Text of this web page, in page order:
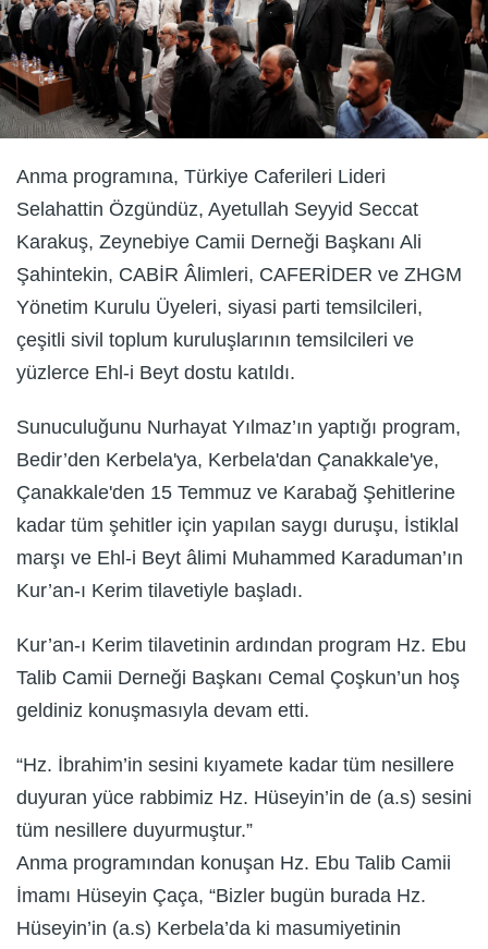
Anma programına, Türkiye Caferileri Lideri
Selahattin Özgündüz, Ayetullah Seyyid Seccat
Karakuş, Zeynebiye Camii Derneği Başkanı Ali
Şahintekin, CABİR Âlimleri, CAFERİDER ve ZHGM
Yönetim Kurulu Üyeleri, siyasi parti temsilcileri,
çeşitli sivil toplum kuruluşlarının temsilcileri ve
yüzlerce Ehl-i Beyt dostu katıldı.
Sunuculuğunu Nurhayat Yılmaz’ın yaptığı program,
Bedir’den Kerbela'ya, Kerbela'dan Çanakkale'ye,
Çanakkale'den 15 Temmuz ve Karabağ Şehitlerine
kadar tüm şehitler için yapılan saygı duruşu, İstiklal
marşı ve Ehl-i Beyt âlimi Muhammed Karaduman’ın
Kur’an-ı Kerim tilavetiyle başladı.
Kur’an-ı Kerim tilavetinin ardından program Hz. Ebu
Talib Camii Derneği Başkanı Cemal Çoşkun’un hoş
geldiniz konuşmasıyla devam etti.
“Hz. İbrahim’in sesini kıyamete kadar tüm nesillere
duyuran yüce rabbimiz Hz. Hüseyin’in de (a.s) sesini
tüm nesillere duyurmuştur.”
Anma programından konuşan Hz. Ebu Talib Camii
İmamı Hüseyin Çaça, “Bizler bugün burada Hz.
Hüseyin’in (a.s) Kerbela’da ki masumiyetinin